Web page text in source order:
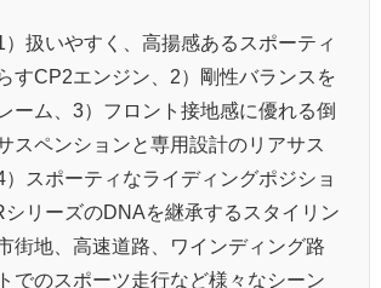
）扱いやすく、高揚感あるスポーティ
すCP2エンジン、2）剛性バランスを
ーム、3）フロント接地感に優れる倒
スペンションと専用設計のリアサス
スポーティなライディングポジショ
シリーズのDNAを継承するスタイリン
街地、高速道路、ワインディング路
でのスポーツ走行など様々なシーン